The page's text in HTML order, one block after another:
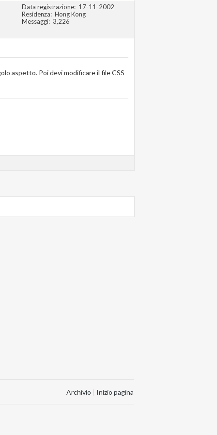
Data registrazione
17-11-2002
Residenza
Hong Kong
Messaggi 3,226
aspetto. Poi devi modificare il file CSS
Archivio | Inizio pagina